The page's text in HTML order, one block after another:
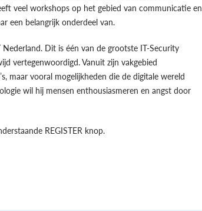
veel workshops op het gebied van communicatie en
een belangrijk onderdeel van.
Nederland. Dit is één van de grootste IT-Security
vertegenwoordigd. Vanuit zijn vakgebied
maar vooral mogelijkheden die de digitale wereld
wil hij mensen enthousiasmeren en angst door
REGISTER knop.